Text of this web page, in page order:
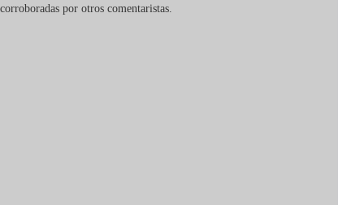
por otros comentaristas.